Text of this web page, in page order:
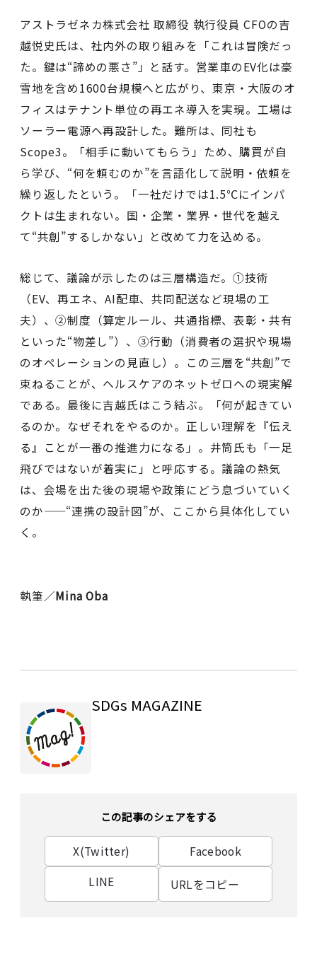
アストラゼネカ株式会社 取締役 執⾏役員 CFOの吉
越悦史氏は、社内外の取り組みを「これは冒険だっ
た。鍵は“諦めの悪さ”」と話す。営業車のEV化は豪
雪地を含め1600台規模へと広がり、東京・大阪のオ
フィスはテナント単位の再エネ導入を実現。工場は
ソーラー電源へ再設計した。難所は、同社も
Scope3。「相手に動いてもらう」ため、購買が自
ら学び、“何を頼むのか”を言語化して説明・依頼を
繰り返したという。「一社だけでは1.5℃にインパ
クトは生まれない。国・企業・業界・世代を越え
て“共創”するしかない」と改めて力を込める。
総じて、議論が示したのは三層構造だ。①技術
（EV、再エネ、AI配車、共同配送など現場の工
夫）、②制度（算定ルール、共通指標、表彰・共有
といった“物差し”）、③行動（消費者の選択や現場
のオペレーションの見直し）。この三層を“共創”で
束ねることが、ヘルスケアのネットゼロへの現実解
である。最後に吉越氏はこう結ぶ。「何が起きてい
るのか。なぜそれをやるのか。正しい理解を『伝え
る』ことが一番の推進力になる」。井筒氏も「一足
飛びではないが着実に」と呼応する。議論の熱気
は、会場を出た後の現場や政策にどう息づいていく
のか——“連携の設計図”が、ここから具体化してい
く。
執筆／Mina Oba
SDGs MAGAZINE
この記事のシェアをする
X(Twitter)
Facebook
LINE
URLをコピー